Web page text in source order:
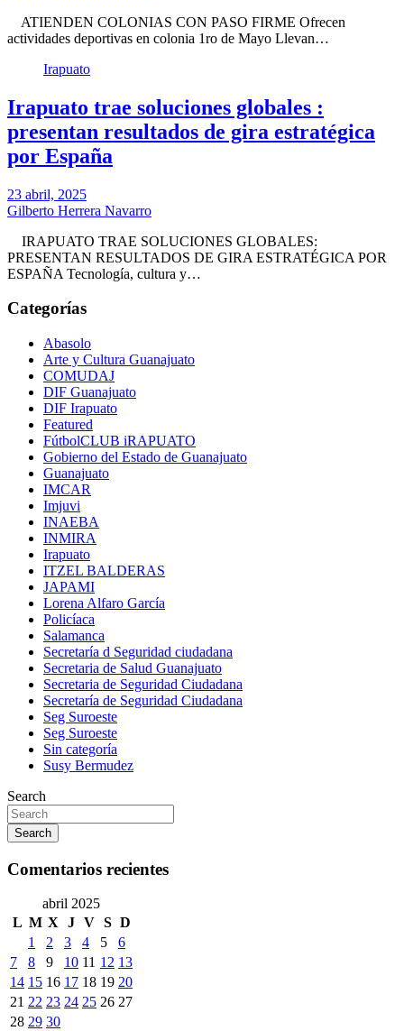
ATIENDEN COLONIAS CON PASO FIRME Ofrecen
actividades deportivas en colonia 1ro de Mayo Llevan…
Irapuato
Irapuato trae soluciones globales :
presentan resultados de gira estratégica
por España
23 abril, 2025
Gilberto Herrera Navarro
IRAPUATO TRAE SOLUCIONES GLOBALES:
PRESENTAN RESULTADOS DE GIRA ESTRATÉGICA POR
ESPAÑA Tecnología, cultura y…
Categorías
Abasolo
Arte y Cultura Guanajuato
COMUDAJ
DIF Guanajuato
DIF Irapuato
Featured
FútbolCLUB iRAPUATO
Gobierno del Estado de Guanajuato
Guanajuato
IMCAR
Imjuvi
INAEBA
INMIRA
Irapuato
ITZEL BALDERAS
JAPAMI
Lorena Alfaro García
Policíaca
Salamanca
Secretaría d Seguridad ciudadana
Secretaria de Salud Guanajuato
Secretaria de Seguridad Ciudadana
Secretaría de Seguridad Ciudadana
Seg Suroeste
Seg Suroeste
Sin categoría
Susy Bermudez
Search
Search
Comentarios recientes
abril 2025
L M X J V S D
1
2 3 4 5
6
7
8 9 10 11 12 13
14 15 16 17 18 19 20
21 22 23 24 25 26 27
28 29 30